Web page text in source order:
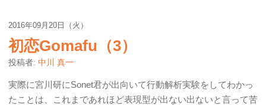
2016年09月20日（火）
初恋Gomafu（3）
投稿者: 中川 真一
実際に宮川研にSonet君が出向いて行動解析実験をしてわかっ
たことは、これまであれほど表現型が出ない出ないと言って苦